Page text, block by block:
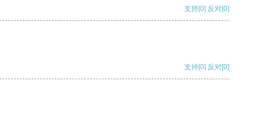
支持[0] 反对[0]
支持[0] 反对[0]